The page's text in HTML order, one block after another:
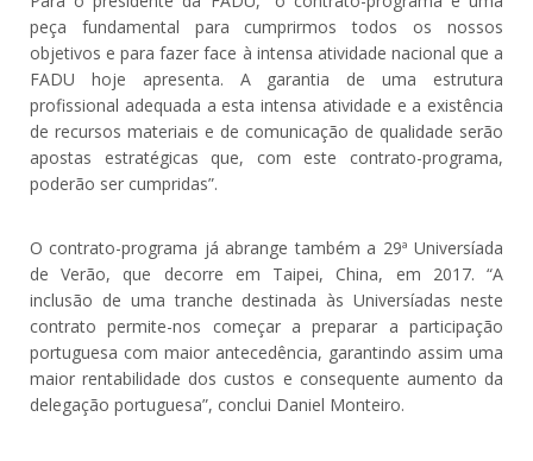
peça fundamental para cumprirmos todos os nossos
objetivos e para fazer face à intensa atividade nacional que a
FADU hoje apresenta. A garantia de uma estrutura
profissional adequada a esta intensa atividade e a existência
de recursos materiais e de comunicação de qualidade serão
apostas estratégicas que, com este contrato-programa,
poderão ser cumpridas”.
O contrato-programa já abrange também a 29ª Universíada
de Verão, que decorre em Taipei, China, em 2017. “A
inclusão de uma tranche destinada às Universíadas neste
contrato permite-nos começar a preparar a participação
portuguesa com maior antecedência, garantindo assim uma
maior rentabilidade dos custos e consequente aumento da
delegação portuguesa”, conclui Daniel Monteiro.